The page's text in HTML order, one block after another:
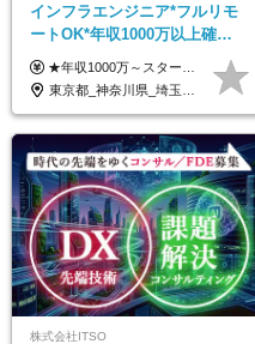
インフラエンジニア*フルリモ
ートOK*年収1000万以上確約*
前職給与保障*残業月9.8h*40
代50代活躍
★年収1000万～スタート！ 年俸1,000万円～1,162万8,000円（12分割） ※経験・スキルを考慮の上決定します ※上記金額には固定残業代（月30h分・158,400円～184,000円）を含みます ※超過分は別途全額支給します ※試用期間2ヶ月間あり（その他待遇に差異はありません）
東京都_神奈川県_埼玉県_千葉県_大阪府_愛知県_北海道_青森県_岩手県_宮城県_秋田県_山形県_福島県_茨城県_栃木県_群馬県_新潟県_山梨県_長野県_富山県_石川県_福井県_静岡県_岐阜県_三重県_兵庫県_京都府_滋賀県_奈良県_和歌山県_広島県_岡山県_鳥取県_島根県_山口県_徳島県_香川県_愛媛県_高知県_福岡県_熊本県_佐賀県_長崎県_大分県_宮崎県_鹿児島県_沖縄県
株式会社ITSO